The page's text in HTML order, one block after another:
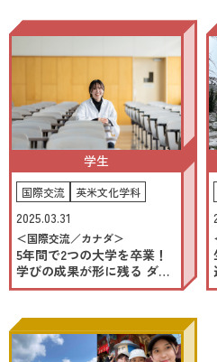
北海学園大学 アクセ
学生
国際交流 英米文化学科
2025.03.31
＜国際交流／カナダ＞
5年間で2つの大学を卒業！
学びの成果が形に残る ダブ
ルディグリー･プログラム。